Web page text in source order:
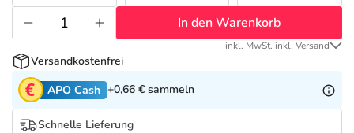
Vitamine & Mineralstoffe
In den Warenkorb
inkl. MwSt. inkl. Versand
Versandkostenfrei
APO Cash +0,66 € sammeln
Schnelle Lieferung